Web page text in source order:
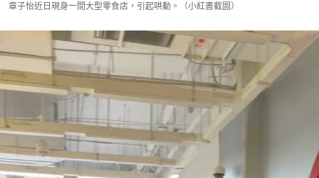
章子怡近日現身一間大型零食店，引起哄動。（小紅書截圖）